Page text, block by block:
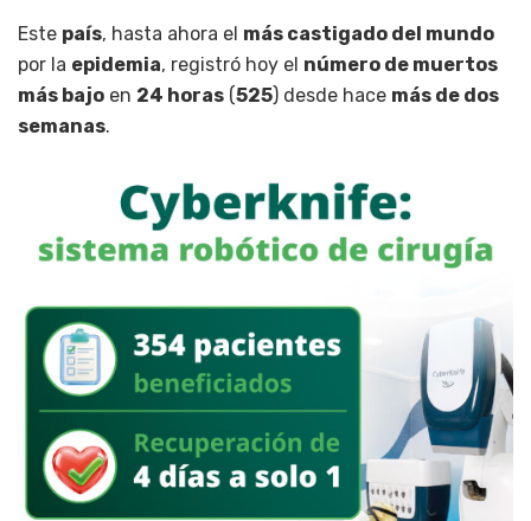
Este país, hasta ahora el más castigado del mundo
por la epidemia, registró hoy el número de muertos
más bajo en 24 horas (525) desde hace más de dos
semanas.